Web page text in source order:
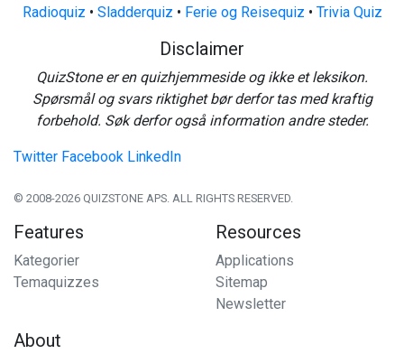
Radioquiz • Sladderquiz • Ferie og Reisequiz • Trivia Quiz
Disclaimer
QuizStone er en quizhjemmeside og ikke et leksikon.
Spørsmål og svars riktighet bør derfor tas med kraftig
forbehold. Søk derfor også information andre steder.
Twitter Facebook LinkedIn
© 2008-2026 QUIZSTONE APS. ALL RIGHTS RESERVED.
Features
Kategorier
Temaquizzes
Resources
Applications
Sitemap
Newsletter
About